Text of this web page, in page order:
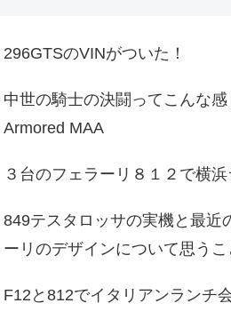
296GTSのVINがついた！
中世の騎士の決闘ってこんな感
Armored MAA
３台のフェラーリ８１２で横
849テスタロッサの実機と最近
ーリのデザインについて思うこ
F12と812でイタリアンランチ